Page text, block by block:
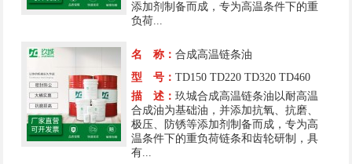
添加剂制备而成，专为高温条件下的重
负荷...
名 称：合成高温链条油
型 号：TD150 TD220 TD320 TD460
描 述：玖城合成高温链条油以耐高温
合成油为基础油，并添加抗氧、抗磨、
极压、防锈等添加剂制备而成，专为高
温条件下的重负荷链条和齿轮研制，具
有...